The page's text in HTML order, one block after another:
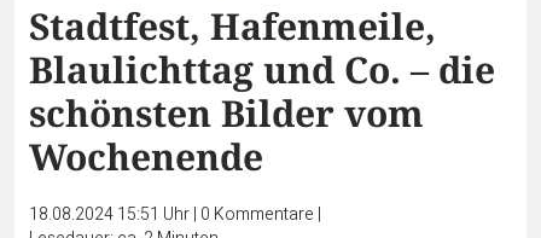
Stadtfest, Hafenmeile,
Blaulichttag und Co. – die
schönsten Bilder vom
Wochenende
18.08.2024 15:51 Uhr| 0 Kommentare |